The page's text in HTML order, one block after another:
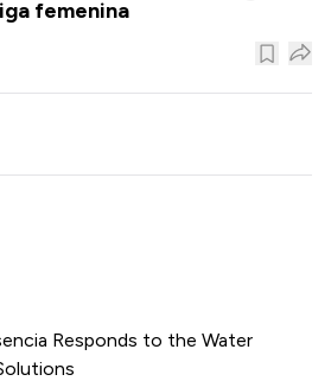
femenina
Responds to the Water